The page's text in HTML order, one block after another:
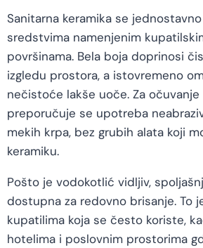
Sanitarna keramika se
sredstvima namenjenim
površinama. Bela boja doprinosi
izgledu prostora, a istovremeno
nečistoće lakše uoče. Za
preporučuje se upotreba
mekih krpa, bez grubih alata koji
keramiku.
Pošto je vodokotlić vidljiv,
dostupna za redovno brisanje. To
kupatilima koja se često koriste,
hotelima i poslovnim prostorima